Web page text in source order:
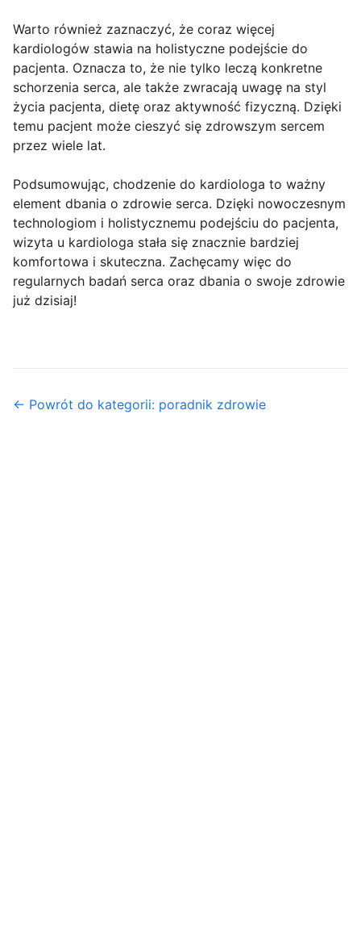
Warto również zaznaczyć, że coraz więcej
kardiologów stawia na holistyczne podejście do
pacjenta. Oznacza to, że nie tylko leczą konkretne
schorzenia serca, ale także zwracają uwagę na styl
życia pacjenta, dietę oraz aktywność fizyczną. Dzięki
temu pacjent może cieszyć się zdrowszym sercem
przez wiele lat.
Podsumowując, chodzenie do kardiologa to ważny
element dbania o zdrowie serca. Dzięki nowoczesnym
technologiom i holistycznemu podejściu do pacjenta,
wizyta u kardiologa stała się znacznie bardziej
komfortowa i skuteczna. Zachęcamy więc do
regularnych badań serca oraz dbania o swoje zdrowie
już dzisiaj!
← Powrót do kategorii: poradnik zdrowie